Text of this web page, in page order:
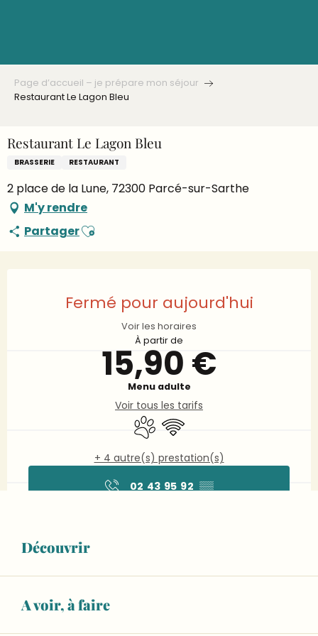
Découvrir
A voir, à faire
Page d’accueil – je prépare mon séjour
Restaurant Le Lagon Bleu
Restaurant Le Lagon Bleu
BRASSERIE RESTAURANT
2 place de la Lune, 72300 Parcé-sur-Sarthe
M'y rendre
PartagerAjouter aux favoris
Fermé pour aujourd'hui
Voir les horaires
À partir de
15,90 €
Menu adulte
Voir tous les tarifs
Animaux acceptés
WiFi
+ 4 autre(s) prestation(s)
02 43 95 92 ▒▒
Description